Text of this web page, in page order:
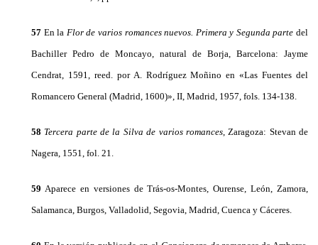
57 En la Flor de varios romances nuevos. Primera y Segunda parte del
Bachiller Pedro de Moncayo, natural de Borja, Barcelona: Jayme
Cendrat, 1591, reed. por A. Rodríguez Moñino en «Las Fuentes del
Romancero General (Madrid, 1600)», II, Madrid, 1957, fols. 134-138.
58 Tercera parte de la Silva de varios romances, Zaragoza: Stevan de
Nagera, 1551, fol. 21.
59 Aparece en versiones de Trás-os-Montes, Ourense, León, Zamora,
Salamanca, Burgos, Valladolid, Segovia, Madrid, Cuenca y Cáceres.